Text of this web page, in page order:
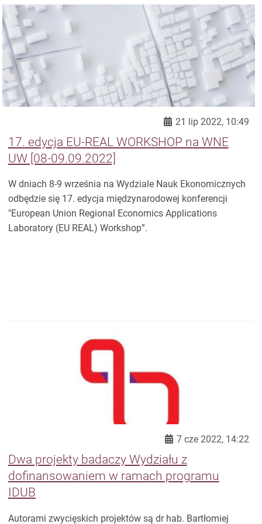
21 lip 2022, 10:49
17. edycja EU-REAL WORKSHOP na WNE
UW [08-09.09.2022]
W dniach 8-9 września na Wydziale Nauk Ekonomicznych
odbędzie się 17. edycja międzynarodowej konferencji
"European Union Regional Economics Applications
Laboratory (EU REAL) Workshop”.
7 cze 2022, 14:22
Dwa projekty badaczy Wydziału z
dofinansowaniem w ramach programu
IDUB
Autorami zwycięskich projektów są dr hab. Bartłomiej